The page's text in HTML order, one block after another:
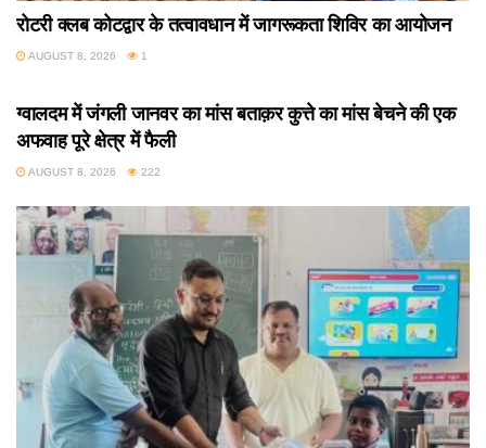
रोटरी क्लब कोटद्वार के तत्वावधान में जागरूकता शिविर का आयोजन
AUGUST 8, 2026 1
ग्वालदम में जंगली जानवर का मांस बताक़र कुत्ते का मांस बेचने की एक
अफवाह पूरे क्षेत्र में फैली
AUGUST 8, 2026 222